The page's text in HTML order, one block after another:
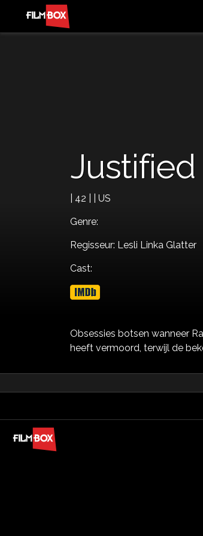
Justified
| 42 | | US
Genre:
Regisseur: Lesli Linka Glatter
Cast:
Obsessies botsen wanneer
heeft vermoord, terwijl de